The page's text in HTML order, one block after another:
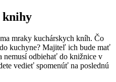
knihy
mraky kuchárskych kníh. Čo
kuchyne? Majiteľ ich bude mať
nemusí odbiehať do knižnice v
vedieť spomenúť na poslednú